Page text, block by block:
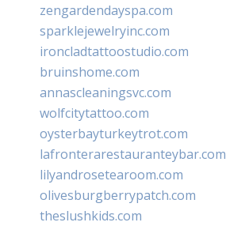
zengardendayspa.com
sparklejewelryinc.com
ironcladtattoostudio.com
bruinshome.com
annascleaningsvc.com
wolfcitytattoo.com
oysterbayturkeytrot.com
lafronterarestauranteybar.com
lilyandrosetearoom.com
olivesburgberrypatch.com
theslushkids.com